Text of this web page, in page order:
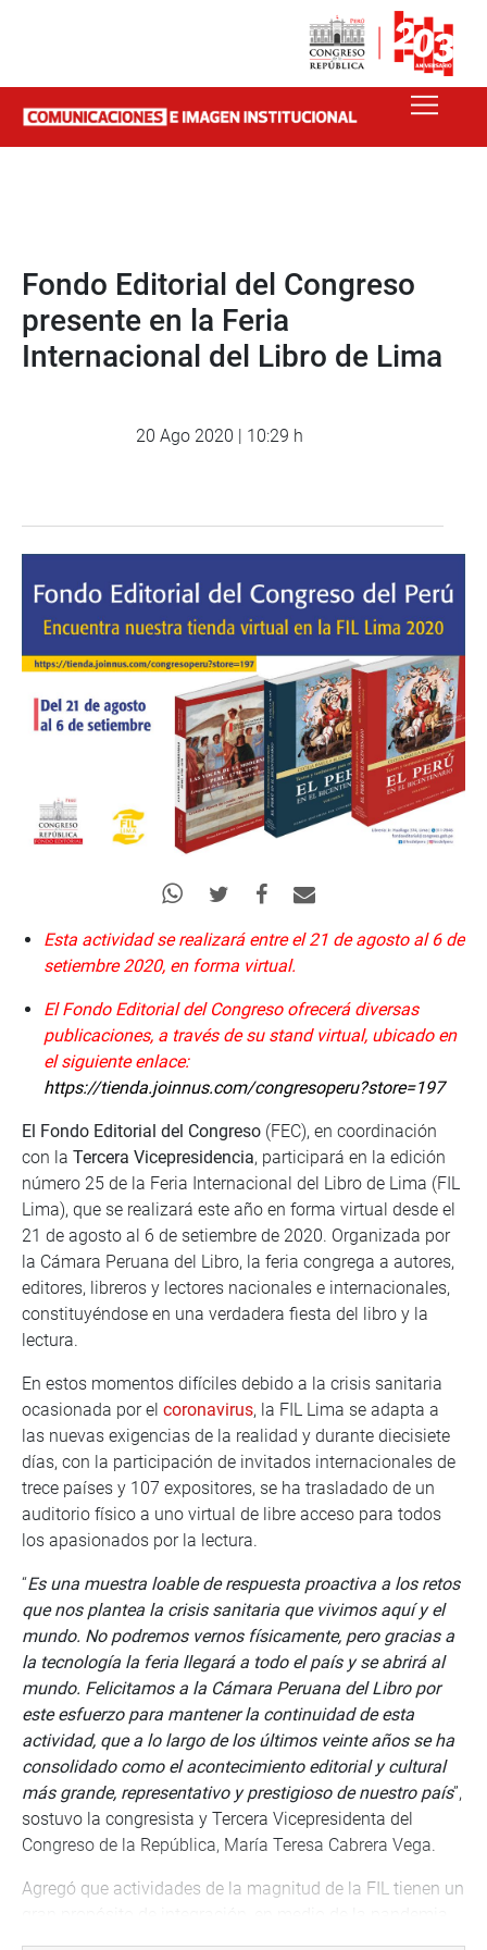
Fondo Editorial del Congreso
presente en la Feria
Internacional del Libro de Lima
20 Ago 2020 | 10:29 h
Esta actividad se realizará entre el 21 de agosto al 6 de
setiembre 2020, en forma virtual.
El Fondo Editorial del Congreso ofrecerá diversas
publicaciones, a través de su stand virtual, ubicado en
el siguiente enlace:
https://tienda.joinnus.com/congresoperu?store=197
El Fondo Editorial del Congreso (FEC), en coordinación
con la Tercera Vicepresidencia, participará en la edición
número 25 de la Feria Internacional del Libro de Lima (FIL
Lima), que se realizará este año en forma virtual desde el
21 de agosto al 6 de setiembre de 2020. Organizada por
la Cámara Peruana del Libro, la feria congrega a autores,
editores, libreros y lectores nacionales e internacionales,
constituyéndose en una verdadera fiesta del libro y la
lectura.
En estos momentos difíciles debido a la crisis sanitaria
ocasionada por el coronavirus, la FIL Lima se adapta a
las nuevas exigencias de la realidad y durante diecisiete
días, con la participación de invitados internacionales de
trece países y 107 expositores, se ha trasladado de un
auditorio físico a uno virtual de libre acceso para todos
los apasionados por la lectura.
“Es una muestra loable de respuesta proactiva a los retos
que nos plantea la crisis sanitaria que vivimos aquí y el
mundo. No podremos vernos físicamente, pero gracias a
la tecnología la feria llegará a todo el país y se abrirá al
mundo. Felicitamos a la Cámara Peruana del Libro por
este esfuerzo para mantener la continuidad de esta
actividad, que a lo largo de los últimos veinte años se ha
consolidado como el acontecimiento editorial y cultural
más grande, representativo y prestigioso de nuestro país”,
sostuvo la congresista y Tercera Vicepresidenta del
Congreso de la República, María Teresa Cabrera Vega.
Agregó que actividades de la magnitud de la FIL tienen un